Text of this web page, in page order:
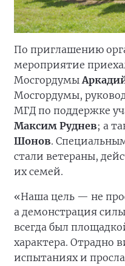
По приглашению
мероприятие
Мосгордумы
Мосгордумы,
МГД по поддержке
Максим Руднев; а
Шонов.
стали ветераны,
их семей.
«Наша цель — не
а демонстрация
всегда был
характера. Отрадно
испытаниях и